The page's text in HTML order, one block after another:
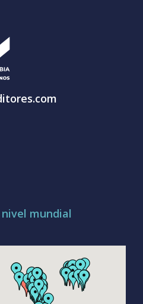
mundial